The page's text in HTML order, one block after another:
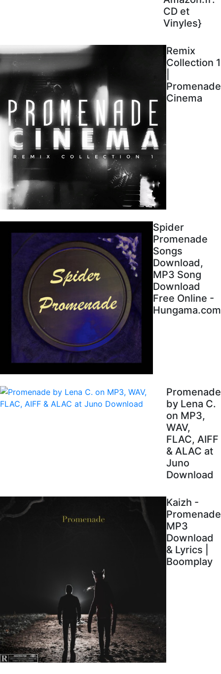
CD et
Vinyles}
Remix
Collection 1
Promenade
Cinema
Spider
Promenade
Songs
Download,
MP3 Song
Download
Free Online -
Hungama.com
Promenade
by Lena C.
on MP3,
WAV,
FLAC, AIFF
& ALAC at
Juno
Download
Kaizh -
Promenade
MP3
Download
& Lyrics |
Boomplay